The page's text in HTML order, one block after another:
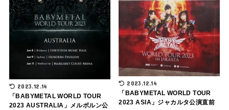
2023.12.14
「BABYMETAL WORLD TOUR
2023 AUSTRALIA」メルボルン公
2023.12.14
「BABYMETAL WORLD TOUR
2023 ASIA」ジャカルタ公演直前